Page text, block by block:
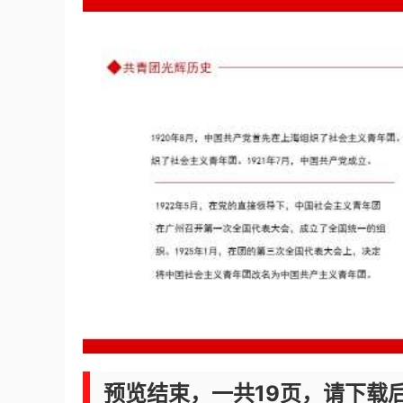
预览结束，一共19页，请下载